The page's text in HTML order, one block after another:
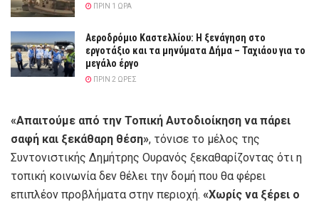
ΠΡΙΝ 1 ΏΡΑ
Αεροδρόμιο Καστελλίου: Η ξενάγηση στο
εργοτάξιο και τα μηνύματα Δήμα – Ταχιάου για το
μεγάλο έργο
ΠΡΙΝ 2 ΏΡΕΣ
«Απαιτούμε από την Τοπική Αυτοδιοίκηση να πάρει
σαφή και ξεκάθαρη θέση», τόνισε το μέλος της
Συντονιστικής Δημήτρης Ουρανός ξεκαθαρίζοντας ότι η
τοπική κοινωνία δεν θέλει την δομή που θα φέρει
επιπλέον προβλήματα στην περιοχή. «Χωρίς να ξέρει ο